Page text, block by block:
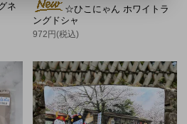
ネ
☆ひこにゃん ホワイトラ
ングドシャ
972円(税込)